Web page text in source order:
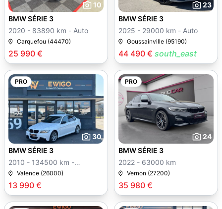
10
25 990 €
BMW SÉRIE 3
2020 - 83890 km - Auto
Carquefou (44470)
23
44 490 € south_east
BMW SÉRIE 3
2025 - 29000 km - Auto
Goussainville (95190)
PRO
30
13 990 €
BMW SÉRIE 3
2010 - 134500 km -
Manuelle
Valence (26000)
PRO
24
35 980 €
BMW SÉRIE 3
2022 - 63000 km
Vernon (27200)